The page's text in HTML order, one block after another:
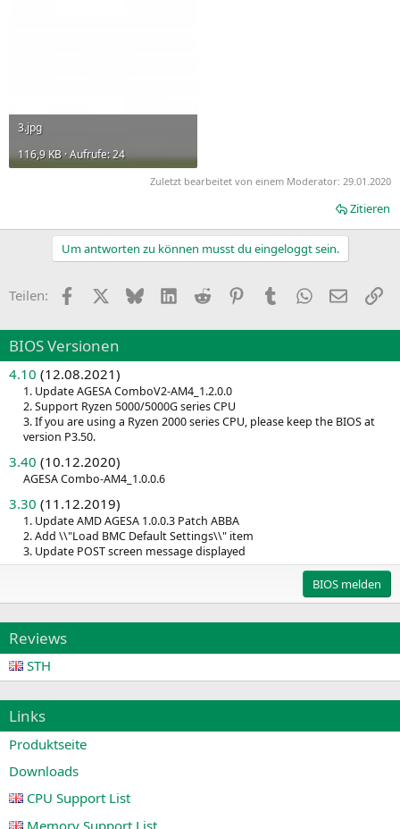
3.jpg
116,9 KB · Aufrufe: 24
Zuletzt bearbeitet von einem Moderator: 29.01.2020
Zitieren
Um antworten zu können musst du eingeloggt sein.
Teilen: Facebook BlueskyLinkedIn
Reddit PinterestTumblr WhatsApp
E-Mail
BIOS Versionen
4.10 (12.08.2021)
1. Update AGESA ComboV2-AM4_1.2.0.0
2. Support Ryzen 5000/5000G series CPU
3. If you are using a Ryzen 2000 series CPU, please keep the BIOS at
version P3.50.
3.40 (10.12.2020)
AGESA Combo-AM4_1.0.0.6
3.30 (11.12.2019)
1. Update AMD AGESA 1.0.0.3 Patch ABBA
2. Add \\"Load BMC Default Settings\\" item
3. Update POST screen message displayed
BIOS melden
Reviews
STH
Links
Produktseite
Downloads
CPU Support List
Memory Support List